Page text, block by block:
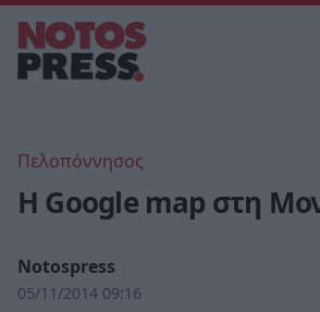
Πελοπόννησος
Η Google map στη
Notospress
05/11/2014 09:16